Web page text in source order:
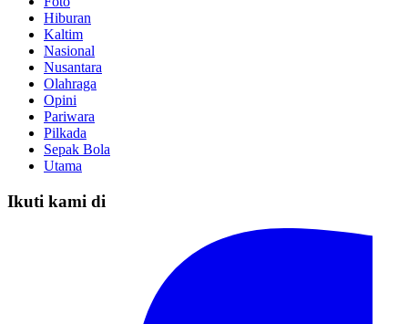
Hiburan
Kaltim
Nasional
Nusantara
Olahraga
Opini
Pariwara
Pilkada
Sepak Bola
Utama
Ikuti kami di